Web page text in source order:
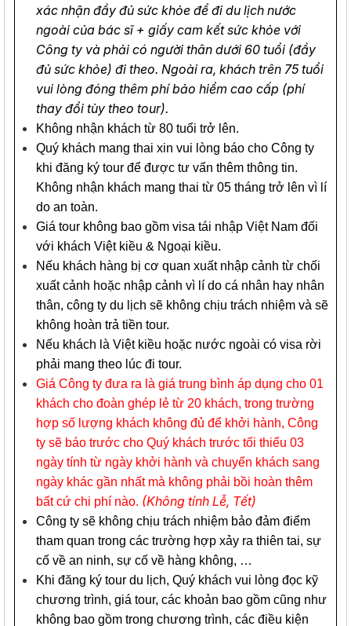
xác nhận đầy đủ sức khỏe để đi du lịch nước
ngoài của bác sĩ + giấy cam kết sức khỏe với
Công ty và phải có người thân dưới 60 tuổi (đầy
đủ sức khỏe) đi theo. Ngoài ra, khách trên 75 tuổi
vui lòng đóng thêm phí bảo hiểm cao cấp (phí
thay đổi tùy theo tour).
Không nhận khách từ 80 tuổi trở lên.
Quý khách mang thai xin vui lòng báo cho Công ty
khi đăng ký tour để được tư vấn thêm thông tin.
Không nhận khách mang thai từ 05 tháng trở lên vì lí
do an toàn.
Giá tour không bao gồm visa tái nhập Việt Nam đối
với khách Việt kiều & Ngoại kiều.
Nếu khách hàng bị cơ quan xuất nhập cảnh từ chối
xuất cảnh hoặc nhập cảnh vì lí do cá nhân hay nhân
thân, công ty du lịch sẽ không chịu trách nhiệm và sẽ
không hoàn trả tiền tour.
Nếu khách là Việt kiều hoặc nước ngoài có visa rời
phải mang theo lúc đi tour.
Giá Công ty đưa ra là giá trung bình áp dụng cho 01
khách cho đoàn ghép lẻ từ 20 khách, trong trường
hợp số lượng khách không đủ để khởi hành, Công
ty sẽ báo trước cho Quý khách trước tối thiểu 03
ngày tính từ ngày khởi hành và chuyển khách sang
ngày khác gần nhất mà không phải bồi hoàn thêm
bất cứ chi phí nào. (Không tính Lễ, Tết)
Công ty sẽ không chịu trách nhiệm bảo đảm điểm
tham quan trong các trường hợp xảy ra thiên tai, sự
cố về an ninh, sự cố về hàng không, …
Khi đăng ký tour du lịch, Quý khách vui lòng đọc kỹ
chương trình, giá tour, các khoản bao gồm cũng như
không bao gồm trong chương trình, các điều kiện